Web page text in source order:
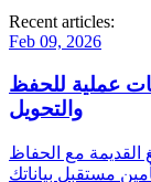
Recent articles:
Feb 09, 2026
عملية للحفظ
والتحويل
مع الحفاظ